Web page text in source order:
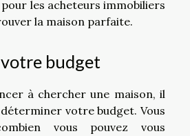
les acheteurs immobiliers
la maison parfaite.
budget
à chercher une maison, il
votre budget. Vous
vous pouvez vous